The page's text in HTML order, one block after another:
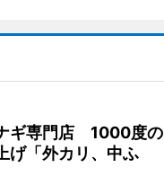
ギ専門店 1000度の
げ「外カリ、中ふ